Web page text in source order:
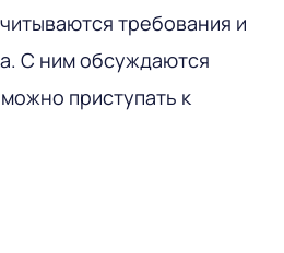
требования и
С ним обсуждаются
приступать к